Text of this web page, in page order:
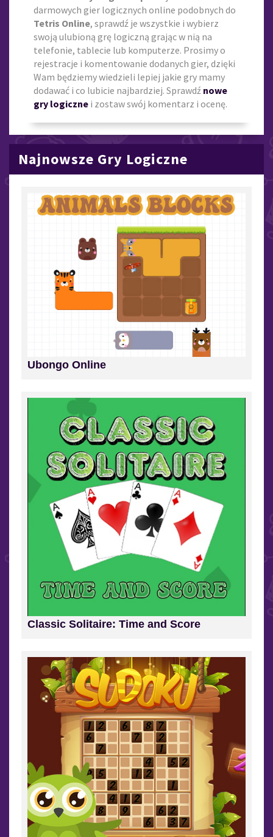
darmowych gier logicznych online podobnych do
Tetris Online, sprawdź je wszystkie i wybierz
swoją ulubioną grę logiczną grając w nią na
telefonie, tablecie lub komputerze. Prosimy o
rejestracje i komentowanie dodanych gier, dzięki
Wam będziemy wiedzieli lepiej jakie gry mamy
dodawać i co lubicie najbardziej. Sprawdź nowe
gry logiczne i zostaw swój komentarz i ocenę.
Najnowsze Gry Logiczne
Ubongo Online
Classic Solitaire: Time and Score